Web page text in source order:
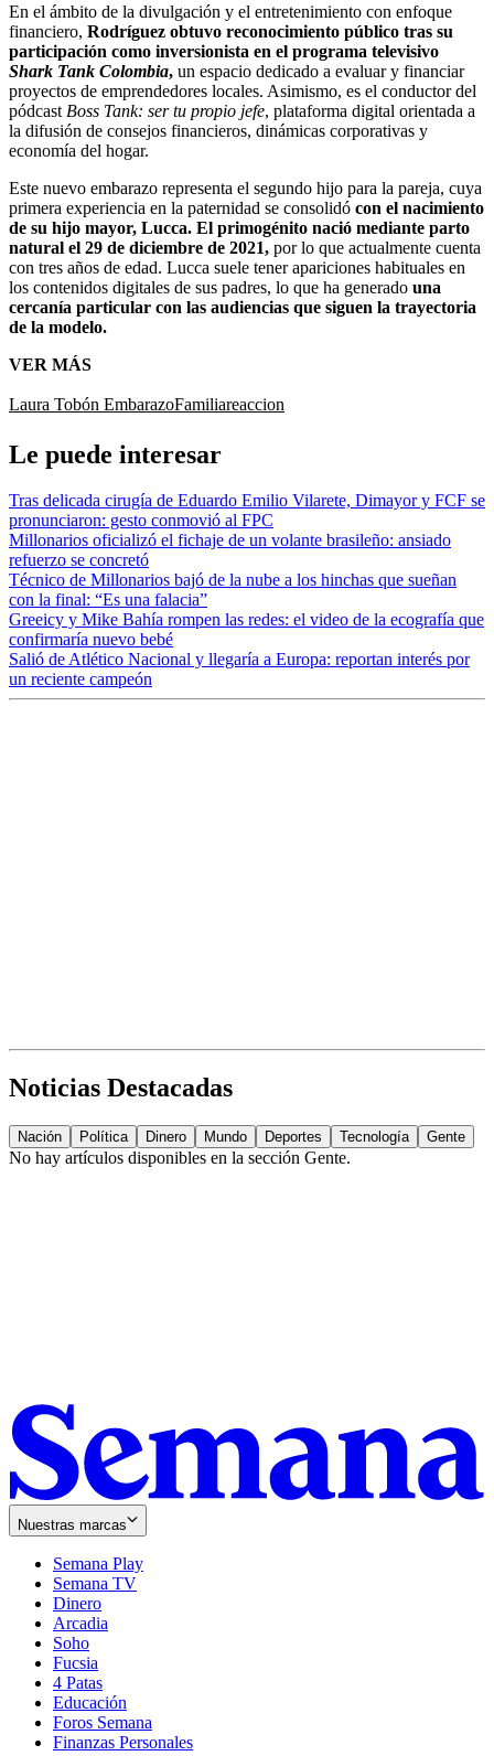
En el ámbito de la divulgación y el entretenimiento con enfoque
financiero, Rodríguez obtuvo reconocimiento público tras su
participación como inversionista en el programa televisivo
Shark Tank Colombia, un espacio dedicado a evaluar y financiar
proyectos de emprendedores locales. Asimismo, es el conductor del
pódcast Boss Tank: ser tu propio jefe, plataforma digital orientada a
la difusión de consejos financieros, dinámicas corporativas y
economía del hogar.
Este nuevo embarazo representa el segundo hijo para la pareja, cuya
primera experiencia en la paternidad se consolidó con el nacimiento
de su hijo mayor, Lucca. El primogénito nació mediante parto
natural el 29 de diciembre de 2021, por lo que actualmente cuenta
con tres años de edad. Lucca suele tener apariciones habituales en
los contenidos digitales de sus padres, lo que ha generado una
cercanía particular con las audiencias que siguen la trayectoria
de la modelo.
VER MÁS
Laura Tobón EmbarazoFamiliareaccion
Le puede interesar
Tras delicada cirugía de Eduardo Emilio Vilarete, Dimayor y FCF se
pronunciaron: gesto conmovió al FPC
Millonarios oficializó el fichaje de un volante brasileño: ansiado
refuerzo se concretó
Técnico de Millonarios bajó de la nube a los hinchas que sueñan
con la final: “Es una falacia”
Greeicy y Mike Bahía rompen las redes: el video de la ecografía que
confirmaría nuevo bebé
Salió de Atlético Nacional y llegaría a Europa: reportan interés por
un reciente campeón
Noticias Destacadas
Nación Política Dinero Mundo Deportes Tecnología Gente
No hay artículos disponibles en la sección Gente.
Nuestras marcas
Semana Play
Semana TV
Dinero
Arcadia
Soho
in
new
window
Fucsia
in
new
window
4 Patas
Educación
Foros Semana
Finanzas Personales